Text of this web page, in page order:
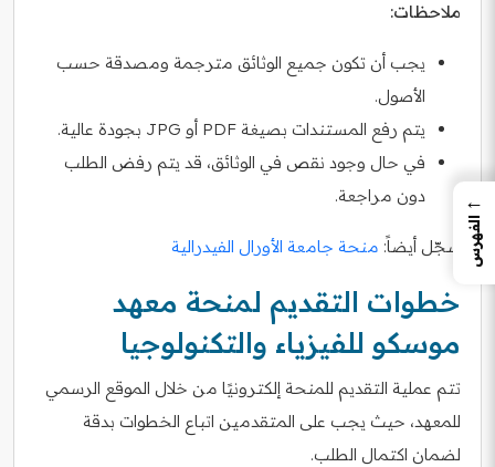
ملاحظات:
يجب أن تكون جميع الوثائق مترجمة ومصدقة حسب
الأصول.
يتم رفع المستندات بصيغة PDF أو JPG بجودة عالية.
في حال وجود نقص في الوثائق، قد يتم رفض الطلب
دون مراجعة.
سجّل أيضاً: منحة جامعة الأورال الفيدرالية
خطوات التقديم لمنحة معهد
موسكو للفيزياء والتكنولوجيا
تتم عملية التقديم للمنحة إلكترونيًا من خلال الموقع الرسمي
للمعهد، حيث يجب على المتقدمين اتباع الخطوات بدقة
لضمان اكتمال الطلب.
←
الفهرس